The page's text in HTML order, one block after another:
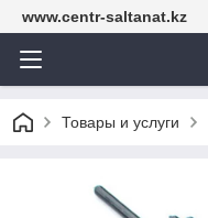
www.centr-saltanat.kz
Товары и услуги